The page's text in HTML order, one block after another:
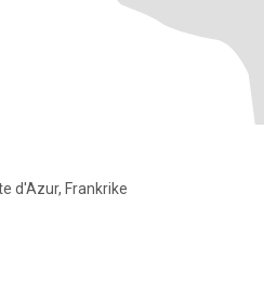
d'Azur, Frankrike